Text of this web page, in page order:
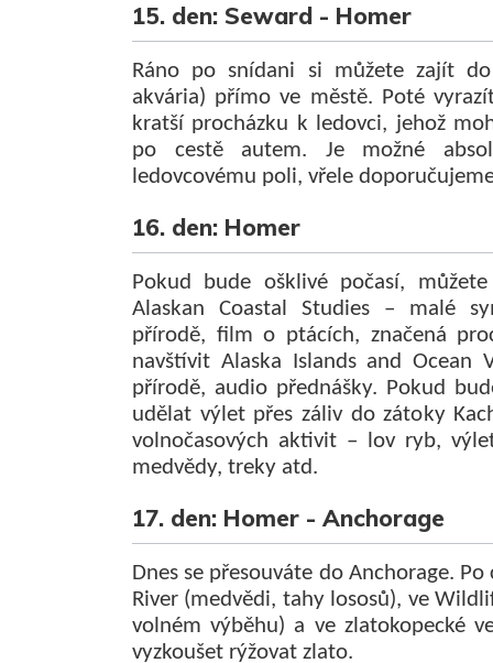
15. den: Seward - Homer
Ráno po snídani si můžete zajít
akvária) přímo ve městě. Poté
kratší procházku k ledovci, jehož
po cestě autem. Je možné
ledovcovému poli, vřele
16. den: Homer
Pokud bude ošklivé počasí,
Alaskan Coastal Studies – malé
přírodě, film o ptácích, značená
navštívit Alaska Islands and
přírodě, audio přednášky. Pokud
udělat výlet přes záliv do zátoky
volnočasových aktivit – lov ryb,
medvědy, treky atd.
17. den: Homer - Anchorage
Dnes se přesouváte do Anchorage.
River (medvědi, tahy lososů), ve
volném výběhu) a ve zlatokopecké
vyzkoušet rýžovat zlato.